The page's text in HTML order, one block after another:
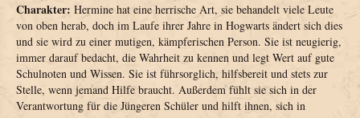
Charakter: Hermine hat eine herrische Art, sie behandelt viele Leute
von oben herab, doch im Laufe ihrer Jahre in Hogwarts ändert sich dies
und sie wird zu einer mutigen, kämpferischen Person. Sie ist neugierig,
immer darauf bedacht, die Wahrheit zu kennen und legt Wert auf gute
Schulnoten und Wissen. Sie ist führsorglich, hilfsbereit und stets zur
Stelle, wenn jemand Hilfe braucht. Außerdem fühlt sie sich in der
Verantwortung für die Jüngeren Schüler und hilft ihnen, sich in